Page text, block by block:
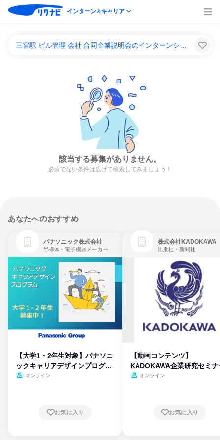
インターン＆キャリア
該当する募集がありません。
必須でない条件は広げて検索してみましょう！
あなたへのおすすめ
パナソニック株式会社
半導体・電子機器メーカー
【大学1・2年生対象】パナソニ
ックキャリアデザインプログラ
ム
オンライン
お気に入り
株式会社KADOKAWA
出版社・新聞社
【動画コンテンツ】
KADOKAWA企業研究セミナ
オンライン
お気に入り